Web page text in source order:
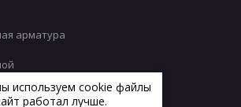
арматура
используем cookie файлы
работал лучше.